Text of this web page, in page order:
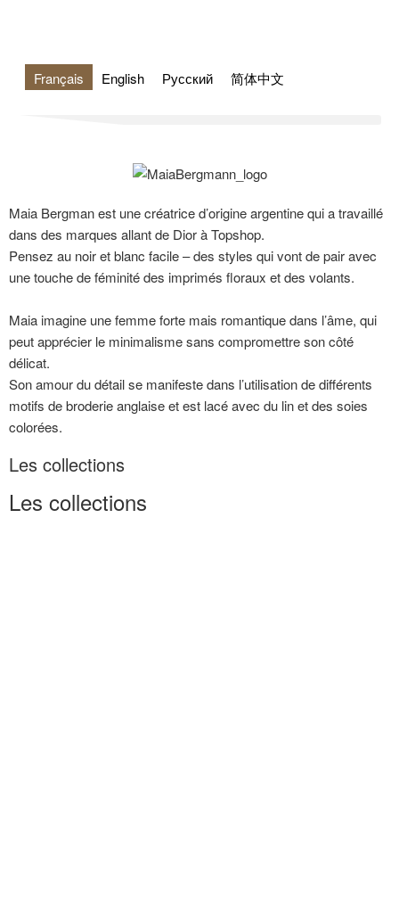
Français English Русский 简体中文
Maia Bergman est une créatrice d’origine argentine qui a travaillé
dans des marques allant de Dior à Topshop.
Pensez au noir et blanc facile – des styles qui vont de pair avec
une touche de féminité des imprimés floraux et des volants.
Maia imagine une femme forte mais romantique dans l’âme, qui
peut apprécier le minimalisme sans compromettre son côté
délicat.
Son amour du détail se manifeste dans l’utilisation de différents
motifs de broderie anglaise et est lacé avec du lin et des soies
colorées.
Les collections
Les collections